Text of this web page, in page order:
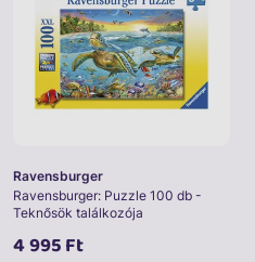
Ravensburger
Ravensburger: Puzzle 100 db -
Teknősök találkozója
4 995 Ft